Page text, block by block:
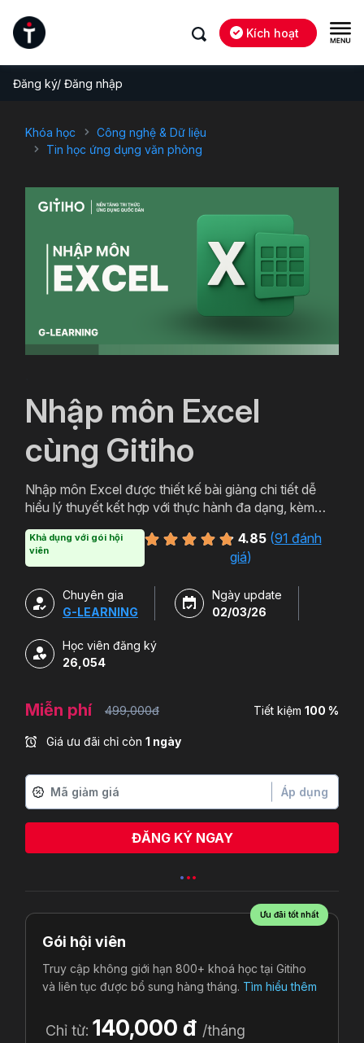
Kích hoạt
Đăng ký/ Đăng nhập
Khóa học
Công nghệ & Dữ liệu
Tin học ứng dụng văn phòng
Nhập môn Excel
cùng Gitiho
Nhập môn Excel được thiết kế bài giảng chi tiết dễ
hiểu lý thuyết kết hợp với thực hành đa dạng, kèm
người học nắm bắt lại toàn bộ kiến thức sau khóa
học. Vì vậy khi học xong khóa này học viên không
thao tác làm việc trên Excel.
Khả dụng với gói hội
viên
4.85(91 đánh
giá)
Chuyên gia
G-LEARNING
Ngày update
02/03/26
Học viên đăng ký
26,054
Miễn phí 499,000đ Tiết kiệm 100 %
Giá ưu đãi chỉ còn 1 ngày
Áp dụng
ĐĂNG KÝ NGAY
Ưu đãi tốt nhất
Gói hội viên
Truy cập không giới hạn 800+ khoá học tại Gitiho
và liên tục được bổ sung hàng tháng. Tìm hiểu thêm
Chỉ từ: 140,000 đ /tháng